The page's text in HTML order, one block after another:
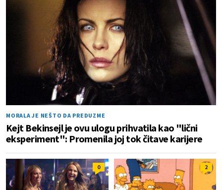
MORALA JE NEŠTO DA PREDUZME
Kejt Bekinsejl je ovu ulogu prihvatila kao "lični
eksperiment": Promenila joj tok čitave karijere
0 2